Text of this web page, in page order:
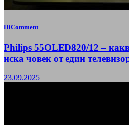
HiComment
Philips 55OLED820/12 –
иска човек от един
23.09.2025